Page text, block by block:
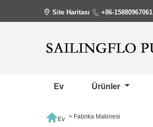
 Site Haritası  +86-15880967061
Ev Ürünler
Ev > Fabrika Makinesi